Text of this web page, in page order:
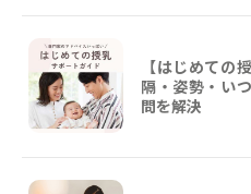
【はじめての
隔・姿勢・い
問を解決